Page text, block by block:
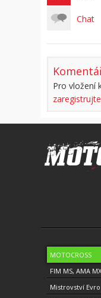
Chat
Pro vložení
zaregistrujte
MOTOCROSS
FIM MS, AMA
Mistrovství